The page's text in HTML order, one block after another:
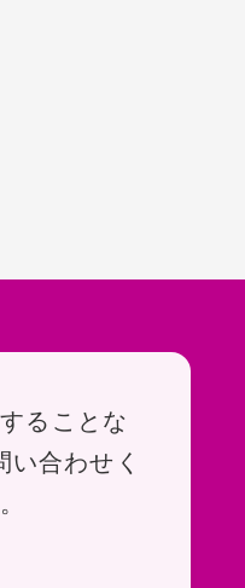
ることな
い合わせく